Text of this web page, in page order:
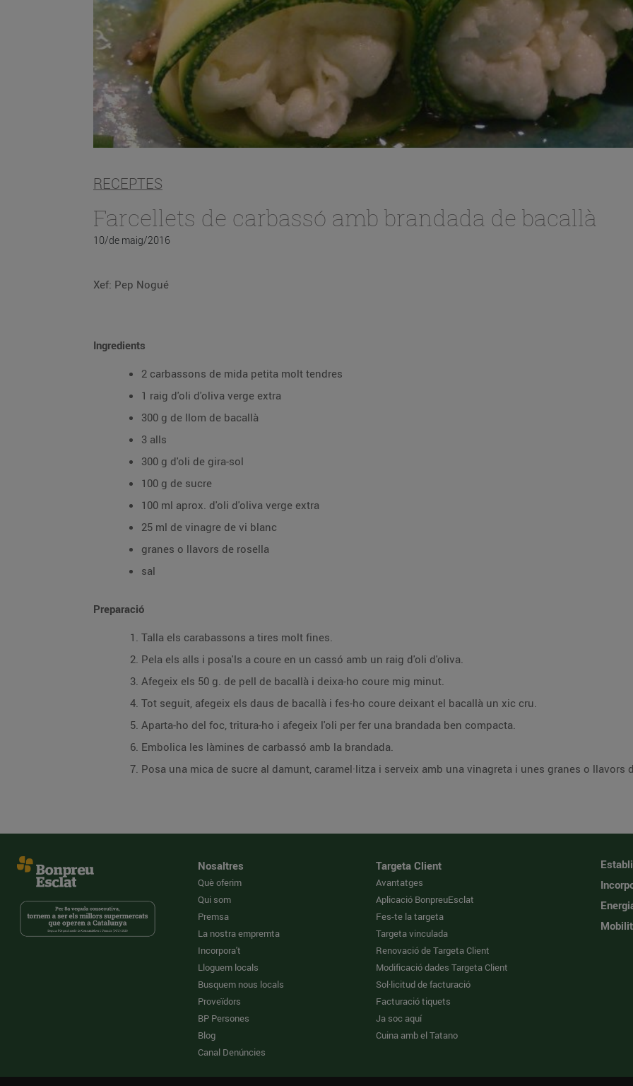
RECEPTES
Farcellets de carbassó amb brandada de bacallà
10/de maig/2016
Xef: Pep Nogué
Ingredients
2 carbassons de mida petita molt tendres
1 raig d'oli d'oliva verge extra
300 g de llom de bacallà
3 alls
300 g d'oli de gira-sol
100 g de sucre
100 ml aprox. d'oli d'oliva verge extra
25 ml de vinagre de vi blanc
granes o llavors de rosella
sal
Preparació
Talla els carabassons a tires molt fines.
Pela els alls i posa'ls a coure en un cassó amb un raig d'oli d'oliva.
Afegeix els 50 g. de pell de bacallà i deixa-ho coure mig minut.
Tot seguit, afegeix els daus de bacallà i fes-ho coure deixant el bacallà un xic cru.
Aparta-ho del foc, tritura-ho i afegeix l'oli per fer una brandada ben compacta.
Embolica les làmines de carbassó amb la brandada.
Posa una mica de sucre al damunt, caramel·litza i serveix amb una vinagreta i unes granes o llavors
Nosaltres
Què oferim
Qui som
Premsa
La nostra empremta
Incorpora't
Lloguem locals
Busquem nous locals
Proveïdors
BP Persones
Blog
Canal Denúncies
Targeta Client
Avantatges
Aplicació BonpreuEsclat
Fes-te la targeta
Targeta vinculada
Renovació de Targeta Client
Modificació dades Targeta Client
Sol·licitud de facturació
Facturació tiquets
Ja soc aquí
Cuina amb el Tatano